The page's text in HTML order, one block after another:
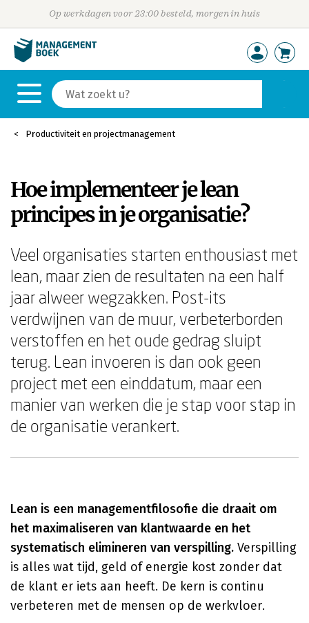
Op werkdagen voor 23:00 besteld, morgen in huis
Productiviteit en projectmanagement
Hoe implementeer je lean
principes in je organisatie?
Veel organisaties starten enthousiast met
lean, maar zien de resultaten na een half
jaar alweer wegzakken. Post-its
verdwijnen van de muur, verbeterborden
verstoffen en het oude gedrag sluipt
terug. Lean invoeren is dan ook geen
project met een einddatum, maar een
manier van werken die je stap voor stap in
de organisatie verankert.
Lean is een managementfilosofie die draait om
het maximaliseren van klantwaarde en het
systematisch elimineren van verspilling. Verspilling
is alles wat tijd, geld of energie kost zonder dat
de klant er iets aan heeft. De kern is continu
verbeteren met de mensen op de werkvloer.